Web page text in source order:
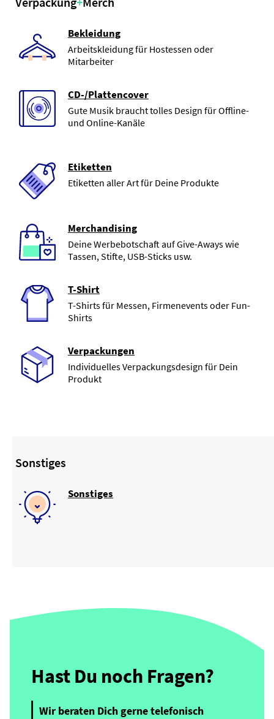
Bekleidung
Arbeitskleidung für Hostessen oder
Mitarbeiter
CD-/Plattencover
Gute Musik braucht tolles Design für Offline-
und Online-Kanäle
Etiketten
Etiketten aller Art für Deine Produkte
Merchandising
Deine Werbebotschaft auf Give-Aways wie
Tassen, Stifte, USB-Sticks usw.
T-Shirt
T-Shirts für Messen, Firmenevents oder Fun-
Shirts
Verpackungen
Individuelles Verpackungsdesign für Dein
Produkt
Sonstiges
Sonstiges
Hast Du noch Fragen?
Wir beraten Dich gerne telefonisch